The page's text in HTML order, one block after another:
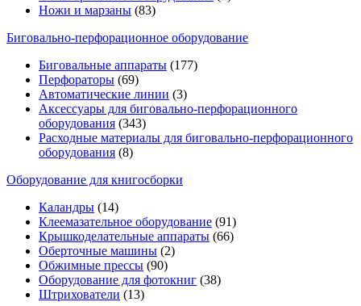
Ножи и марзаны (83)
Биговально-перфорационное оборудование
Биговальные аппараты (177)
Перфораторы (69)
Автоматические линии (3)
Аксессуары для биговально-перфорационного
оборудования (343)
Расходные материалы для биговально-перфорационного
оборудования (8)
Оборудование для книгосборки
Каландры (14)
Клеемазательное оборудование (91)
Крышкоделательные аппараты (66)
Оберточные машины (2)
Обжимные прессы (90)
Оборудование для фотокниг (38)
Штрихователи (13)